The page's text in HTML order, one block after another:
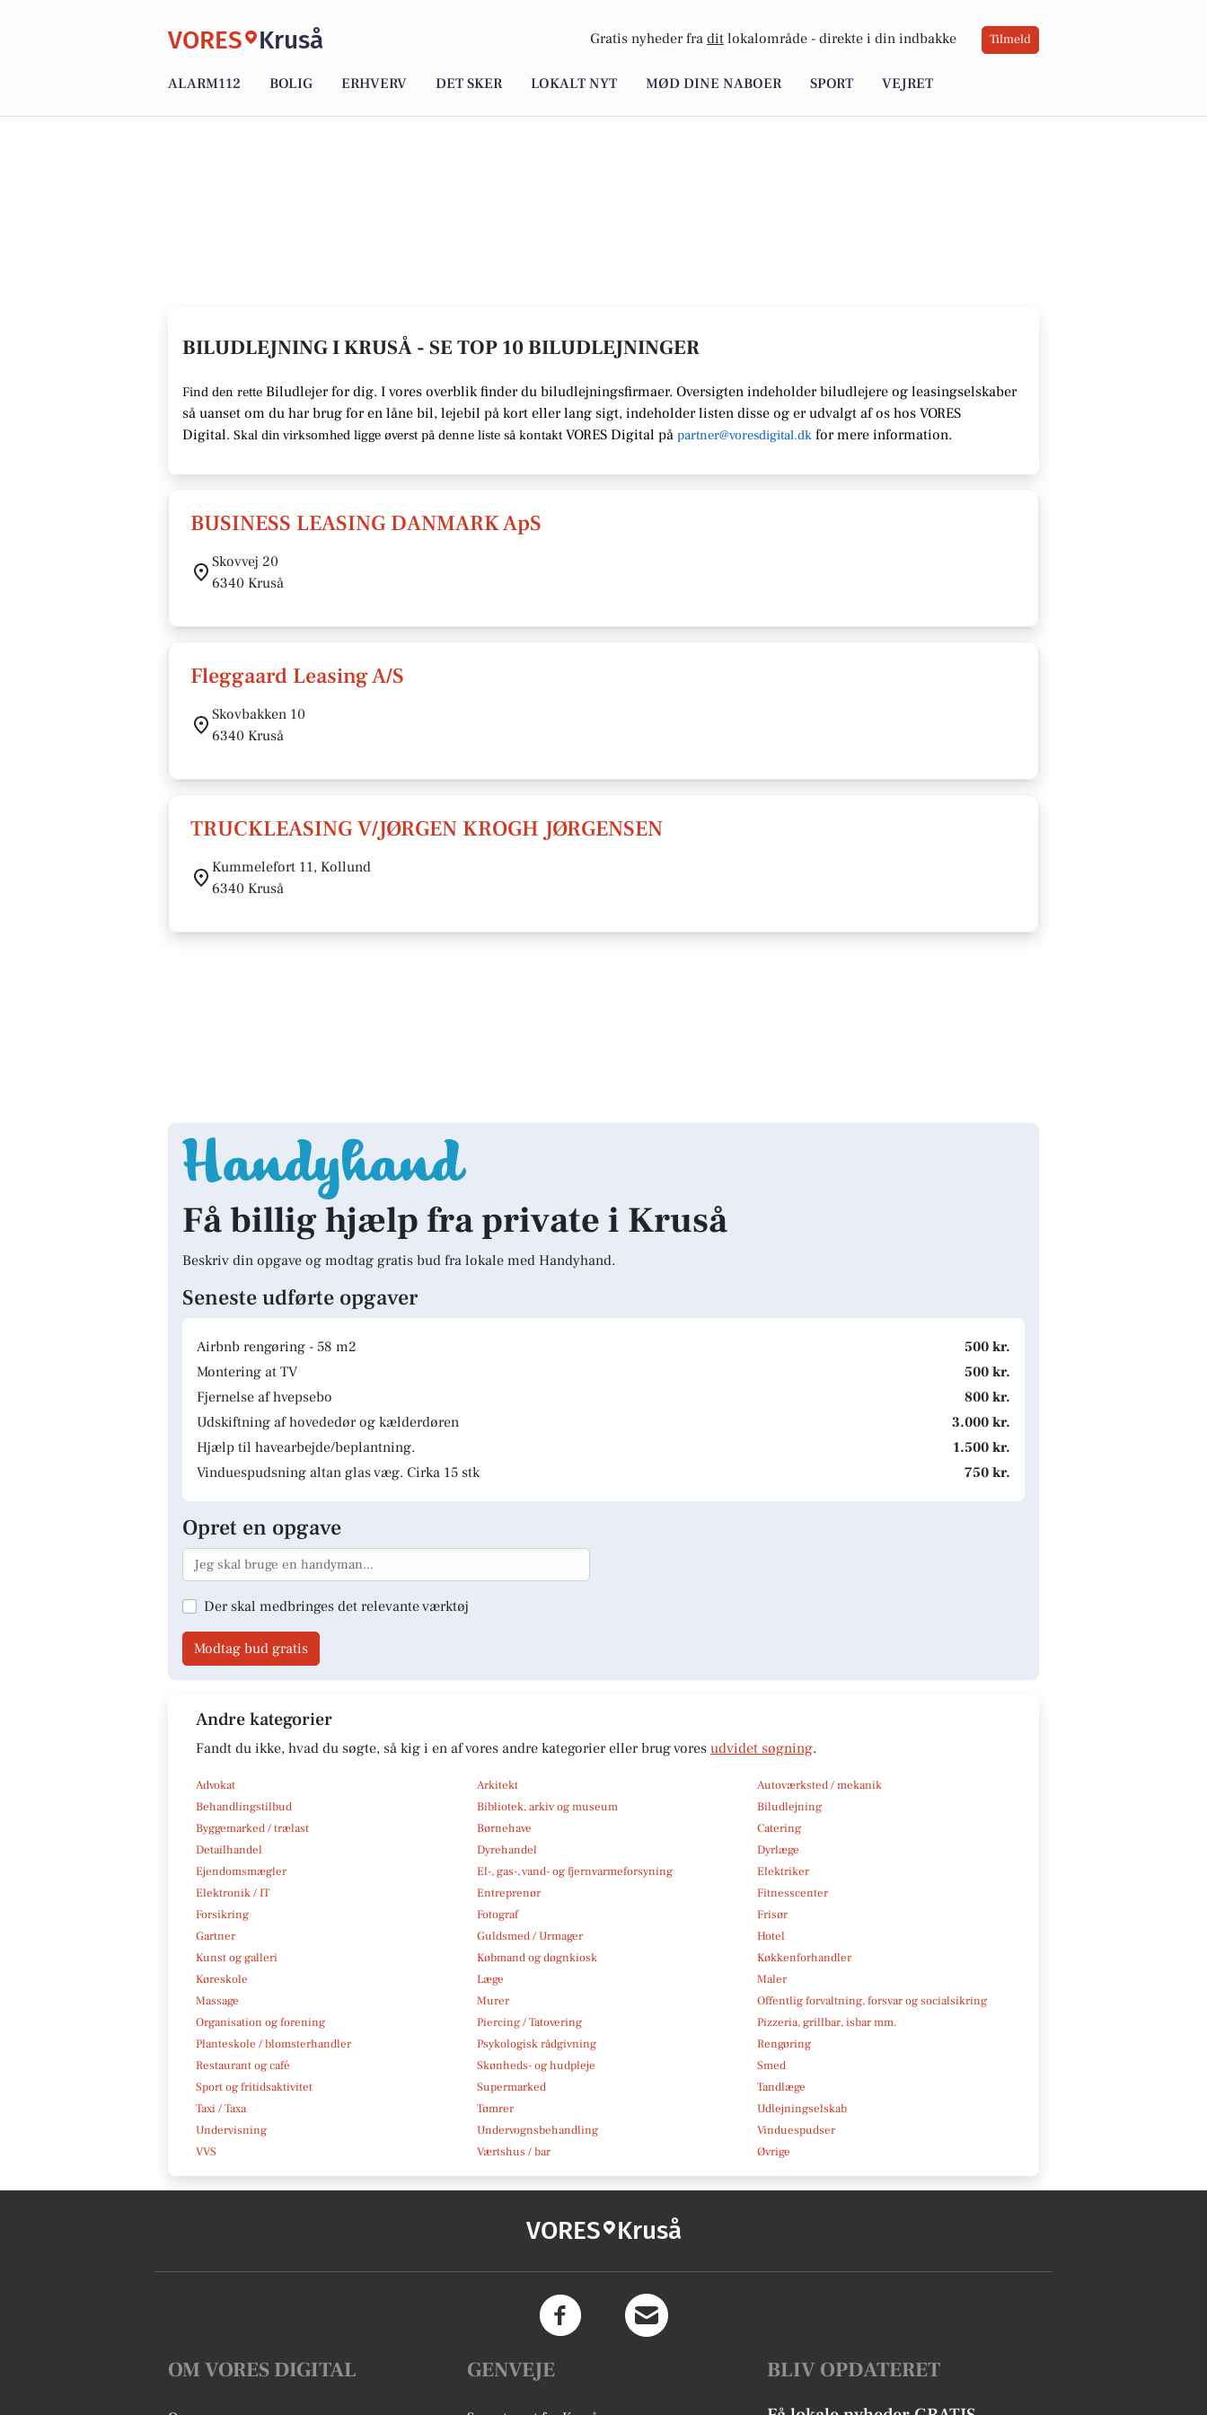
VORES Kruså Gratis nyheder fra dit lokalområde - direkte i din indbakke Tilmeld
ALARM112 BOLIG ERHVERV DET SKER LOKALT NYT MØD DINE NABOER SPORT VEJRET
BILUDLEJNING I KRUSÅ - SE TOP 10 BILUDLEJNINGER
Find den rette Biludlejer for dig. I vores overblik finder du biludlejningsfirmaer. Oversigten indeholder biludlejere og leasingselskaber
så uanset om du har brug for en låne bil, lejebil på kort eller lang sigt, indeholder listen disse og er udvalgt af os hos VORES
Digital. Skal din virksomhed ligge øverst på denne liste så kontakt VORES Digital på partner@voresdigital.dk formere information.
BUSINESS LEASING DANMARK ApS
Skovvej 20
6340 Kruså
Fleggaard Leasing A/S
Skovbakken 10
6340 Kruså
TRUCKLEASING V/JØRGEN KROGH JØRGENSEN
Kummelefort 11, Kollund
6340 Kruså
Få billig hjælp fra private i Kruså
Beskriv din opgave og modtag gratis bud fra lokale med Handyhand.
Seneste udførte opgaver
Airbnb rengøring - 58 m2
500 kr.
Montering at TV
500 kr.
Fjernelse af hvepsebo
800 kr.
Udskiftning af hovededør og kælderdøren
3.000 kr.
Hjælp til havearbejde/beplantning.
1.500 kr.
Vinduespudsning altan glas væg. Cirka 15 stk
750 kr.
Opret en opgave
Der skal medbringes det relevante værktøj
Modtag bud gratis
Andre kategorier
Fandt du ikke, hvad du søgte, så kig i en af vores andre kategorier eller brug vores udvidet søgning.
Advokat Arkitekt
Autoværksted / mekanik
Behandlingstilbud
Bibliotek, arkiv og museum
Biludlejning
Byggemarked / trælast
Børnehave
Catering
Detailhandel
Dyrehandel
Dyrlæge
Ejendomsmægler
El-, gas-, vand- og fjernvarmeforsyning
Elektriker
Elektronik / IT
Entreprenør
Fitnesscenter
Forsikring
Fotograf
Frisør
Gartner
Guldsmed / Urmager
Hotel
Kunst og galleri
Købmand og døgnkiosk
Køkkenforhandler
Køreskole
Læge
Maler
Massage
Murer
Offentlig forvaltning, forsvar og socialsikring
Organisation og forening
Piercing / Tatovering
Pizzeria, grillbar, isbar mm.
Planteskole / blomsterhandler
Psykologisk rådgivning
Rengøring
Restaurant og café
Skønheds- og hudpleje
Smed
Sport og fritidsaktivitet
Supermarked
Tandlæge
Taxi / Taxa
Tømrer
Udlejningselskab
Undervisning
Undervognsbehandling
Vinduespudser
VVS
Værtshus / bar Øvrige
VORES Kruså
OM VORES DIGITAL GENVEJE BLIV OPDATERET